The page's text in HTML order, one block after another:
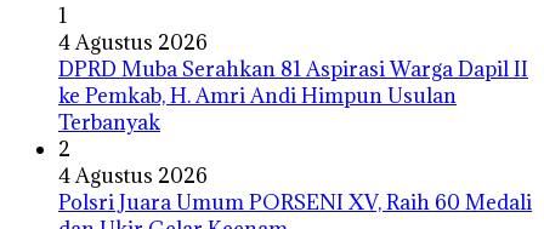
1
4 Agustus 2026
DPRD Muba Serahkan 81 Aspirasi Warga Dapil II
ke Pemkab, H. Amri Andi Himpun Usulan
Terbanyak
2
4 Agustus 2026
Polsri Juara Umum PORSENI XV, Raih 60 Medali